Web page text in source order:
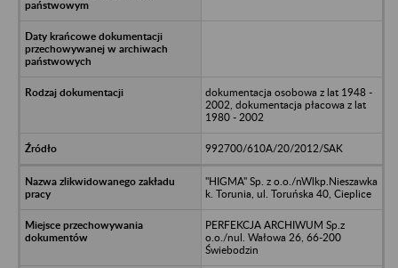
dokumentacja osobowa z lat 1948 -
2002, dokumentacja płacowa z lat
1980 - 2002
992700/610A/20/2012/SAK
"HIGMA" Sp. z o.o./nWlkp.Nieszawka
k. Torunia, ul. Toruńska 40, Cieplice
PERFEKCJA ARCHIWUM Sp.z
o.o./nul. Wałowa 26, 66-200
Świebodzin